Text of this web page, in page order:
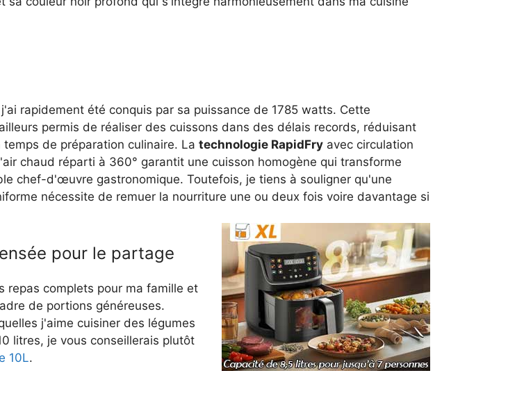
rapidement été conquis par sa puissance de 1785 watts. Cette
permis de réaliser des cuissons dans des délais records, réduisant
de préparation culinaire. La technologie RapidFryavec circulation
chaud réparti à 360° garantit une cuisson homogène qui transforme
chef-d'œuvre gastronomique. Toutefois, je tiens à souligner qu'une
nécessite de remuer la nourriture une ou deux fois voire davantage si
pour le partage
repas complets pour ma famille et
de portions généreuses.
j'aime cuisiner des légumes
litres, je vous conseillerais plutôt
10L.